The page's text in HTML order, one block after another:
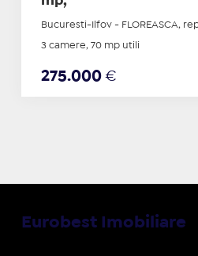
Bucuresti-Ilfov - FLOREASCA,
3 camere, 70 mp utili
275.000 €
Eurobest Imobiliare